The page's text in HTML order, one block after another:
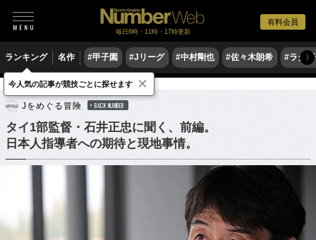
有料会員
毎日6時・11時・17時更新
ランキング 名作 #甲子園 #Jリーグ #中村剛也 #佐々木朗希 #ラグ〉
サッカー 海外サッカー
Jをめぐる冒険 BACK NUMBER
タイ1部監督・石井正忠に聞く、前編。
日本人指導者への期待と現地事情。
今人気の記事が競技ごとに探せます ×